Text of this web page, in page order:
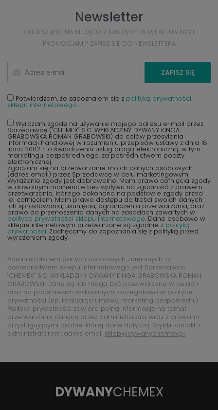
Newsletter
CHCESZ BYĆ NA BIEŻĄCO Z NASZĄ OFERTĄ I AKTUALNYMI
PROMOCJAMI? ZAPISZ SIĘ DO NEWSLETTERA
ZAPISZ SIĘ
Potwierdzam, że zapoznałem się z polityką prywatności
sklepu internetowego.
Wyrażam zgodę na używanie mojego adresu e-mail przez
Sprzedawcę ("CHEMEX" S.C. WYKŁADZINY DYWANY KINGA
GRABOWSKA ROMAN GRABOWSKI) do celów przesyłania
informacji handlowej w rozumieniu przepisów ustawy z dnia 18
lipca 2002 r. o świadczeniu usług drogą elektroniczną, w tym
marketingu bezpośredniego, za pośrednictwem poczty
elektronicznej.
Zgadzam się na przetwarzanie moich danych osobowych
(adres email) przez Sprzedawcę w celu marketingowym.
Wyrażenie zgody jest dobrowolne. Mam prawo cofnięcia zgody
w dowolnym momencie bez wpływu na zgodność z prawem
przetwarzania, którego dokonano na podstawie zgody przed
jej cofnięciem. Mam prawo dostępu do treści swoich danych i
ich sprostowania, usunięcia, ograniczenia przetwarzania, oraz
prawo do przenoszenia danych na zasadach zawartych w
polityce prywatności sklepu internetowego. Dane osobowe w
sklepie internetowym przetwarzane są zgodnie z polityką
prywatności. Zachęcamy do zapoznania się z polityką przed
wyrażeniem zgody.
Administratorem danych osobowych zbieranych za
pośrednictwem sklepu internetowego jest Sprzedawca
"CHEMEX" S.C. WYKŁADZINY DYWANY KINGA GRABOWSKA ROMAN
GRABOWSKI. Dane są lub mogą być przetwarzane w celach
oraz na podstawach wskazanych szczegółowo w polityce
prywatności (np. realizacja umowy, marketing bezpośredni).
Polityka prywatności zawiera pełną informację na temat
przetwarzania danych przez administratora wraz z prawami
przysługującymi osobie, której dane dotyczą. Szybki kontakt z
administratorem: adres email sklep@dywanychemex.pl
DYWANYCHEMEX